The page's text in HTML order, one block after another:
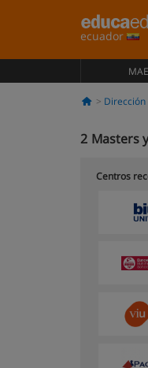
ecuador
2 Masters
Centros